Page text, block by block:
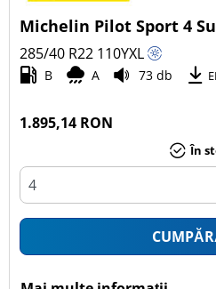
Toate tipurile (6)
Autoturism (3)
SUV (3)
Camionetă (0)
Rulotă autopropulsată
Michelin Pilot Sport 4
285/40 R22 110YXL
B A 73 db
1.895,14 RON
În